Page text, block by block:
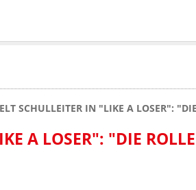
SCHULLEITER IN "LIKE A LOSER":
A LOSER": "DIE